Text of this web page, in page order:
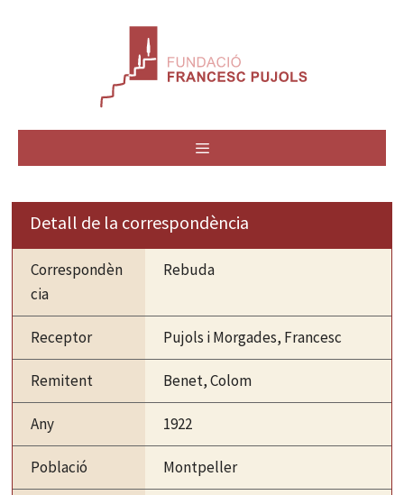
Detall de la correspondència
Correspondèn
cia
Rebuda
Receptor Pujols i Morgades, Francesc
Remitent Benet, Colom
Any 1922
Població Montpeller